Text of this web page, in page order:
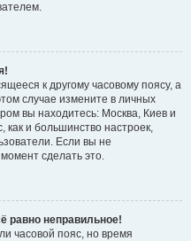
к другому часовому поясу, а
случае измените в личных
вы находитесь: Москва, Киев и
как и большинство настроек,
Если вы не
сделать это.
равно неправильное!
часовой пояс, но время